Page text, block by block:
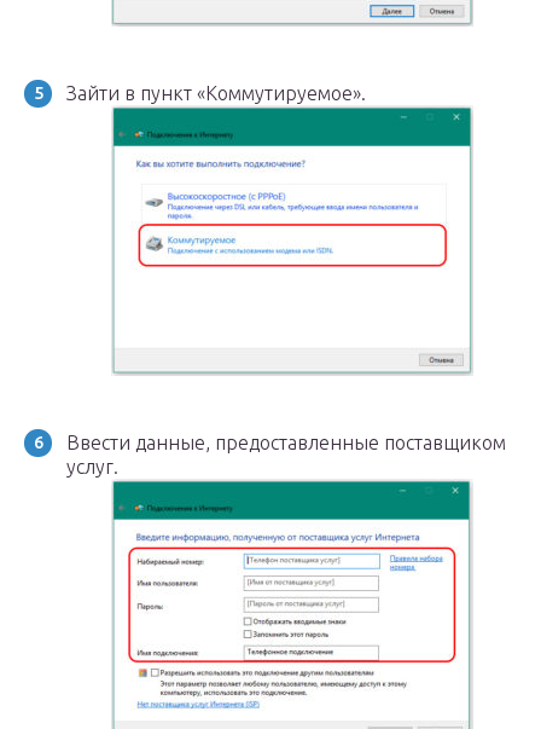
Зайти в пункт «Коммутируемое».
Ввести данные, предоставленные поставщиком
услуг.